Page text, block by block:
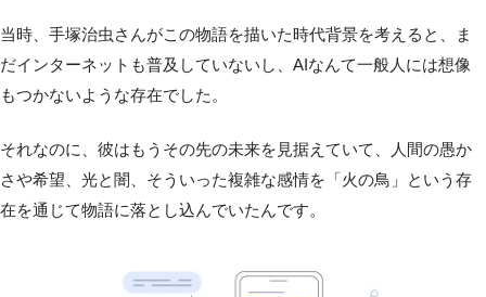
当時、手塚治虫さんがこの物語を描いた時代背景を考えると、ま
だインターネットも普及していないし、AIなんて一般人には想像
もつかないような存在でした。
それなのに、彼はもうその先の未来を見据えていて、人間の愚か
さや希望、光と闇、そういった複雑な感情を「火の鳥」という存
在を通じて物語に落とし込んでいたんです。